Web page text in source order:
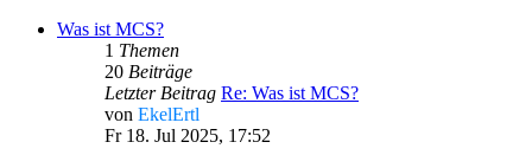
Was ist MCS?
1 Themen
20 Beiträge
Letzter Beitrag Re: Was ist MCS?
von EkelErtl
Fr 18. Jul 2025, 17:52